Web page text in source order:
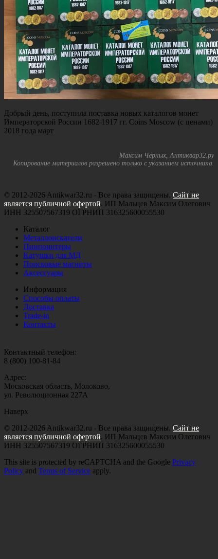
Добрый день, поступила поставка новых каталогов монет
Императорской России 1682-1917 гг. Coins Moscow (с ценами)
2018 года март
Максим Черных, Антиквар32.ру
Копирование материалов разрешено только с указанием источника.
© 2012-2026 Antikwar32.ru - Все права защищены. Сайт не
является публичной офертой. ИП Мальцев Максим Олегович
ИНН 325507567319 ОГРНИП 316325600055530
Каталог
Металлоискатели
Пинпоинтеры
Катушки для МД
Поисковые магниты
Аксессуары
Информация
Способы оплаты
Доставка
Trade-in
Контакты
Контактный телефон:
8 (800) 100-81-84
Адрес:
Московская область, Молоково,
ул. Революционная 227А
Наверх
© 2012-2026 Antikwar32.ru - Все права защищены. Сайт не
является публичной офертой. ИП Мальцев Максим Олегович
ИНН 325507567319 ОГРНИП 316325600055530
This site is protected by reCAPTCHA and the Google Privacy
Policy and Terms of Service apply.